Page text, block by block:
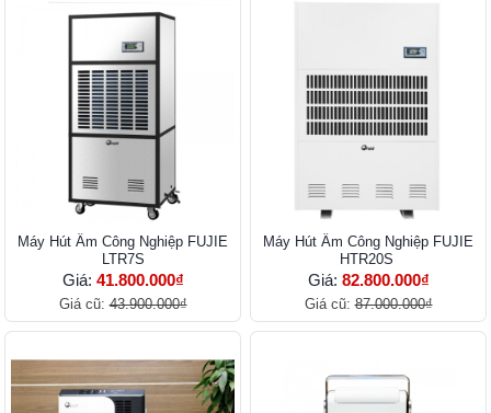
Máy Hút Ẩm Công Nghiệp FUJIE
LTR7S
Giá: 41.800.000₫
Giá cũ:43.900.000₫
Máy Hút Ẩm Công Nghiệp FUJIE
HTR20S
Giá: 82.800.000₫
Giá cũ:87.000.000₫